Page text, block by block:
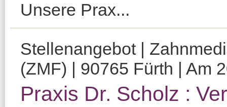
Unsere Prax...
Stellenangebot |
(ZMF) | 90765 Fürth | Am
Praxis Dr. Scholz :